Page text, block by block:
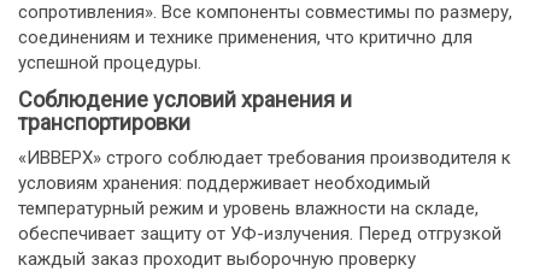
сопротивления». Все компоненты совместимы по размеру,
соединениям и технике применения, что критично для
успешной процедуры.
Соблюдение условий хранения и
транспортировки
«ИВВЕРХ» строго соблюдает требования производителя к
условиям хранения: поддерживает необходимый
температурный режим и уровень влажности на складе,
обеспечивает защиту от УФ-излучения. Перед отгрузкой
каждый заказ проходит выборочную проверку